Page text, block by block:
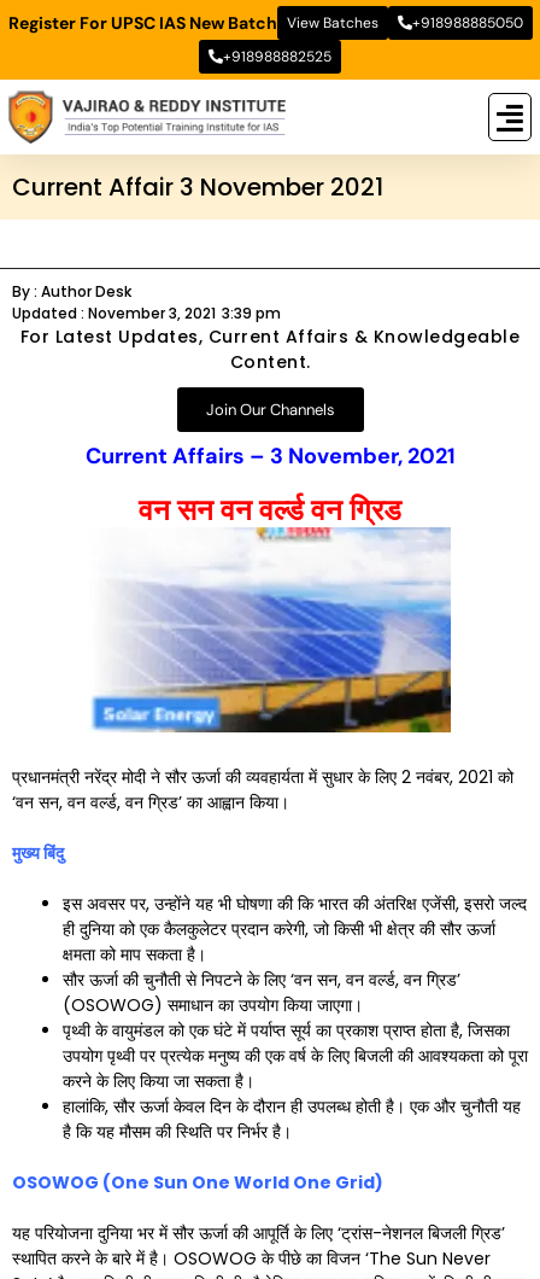
Register For UPSC IAS New Batch View Batches
+918988885050
+918988882525
Current Affair 3 November 2021
By : Author Desk
Updated : November 3, 2021 3:39 pm
For Latest Updates, Current Affairs & Knowledgeable
Content.
Join Our Channels
Current Affairs – 3 November, 2021
वन सन वन वर्ल्ड वन ग्रिड
प्रधानमंत्री नरेंद्र मोदी ने सौर ऊर्जा की व्यवहार्यता में सुधार के लिए 2 नवंबर, 2021 को
‘वन सन, वन वर्ल्ड, वन ग्रिड’ का आह्वान किया।
मुख्य बिंदु
इस अवसर पर, उन्होंने यह भी घोषणा की कि भारत की अंतरिक्ष एजेंसी, इसरो जल्द
ही दुनिया को एक कैलकुलेटर प्रदान करेगी, जो किसी भी क्षेत्र की सौर ऊर्जा
क्षमता को माप सकता है।
सौर ऊर्जा की चुनौती से निपटने के लिए ‘वन सन, वन वर्ल्ड, वन ग्रिड’
(OSOWOG) समाधान का उपयोग किया जाएगा।
पृथ्वी के वायुमंडल को एक घंटे में पर्याप्त सूर्य का प्रकाश प्राप्त होता है, जिसका
उपयोग पृथ्वी पर प्रत्येक मनुष्य की एक वर्ष के लिए बिजली की आवश्यकता को पूरा
करने के लिए किया जा सकता है।
हालांकि, सौर ऊर्जा केवल दिन के दौरान ही उपलब्ध होती है। एक और चुनौती यह
है कि यह मौसम की स्थिति पर निर्भर है।
OSOWOG (One Sun One World One Grid)
यह परियोजना दुनिया भर में सौर ऊर्जा की आपूर्ति के लिए ‘ट्रांस-नेशनल बिजली ग्रिड’
स्थापित करने के बारे में है। OSOWOG के पीछे का विजन ‘The Sun Never